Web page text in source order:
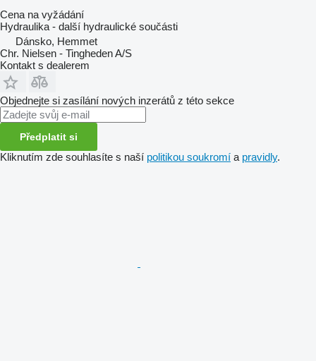
Cena na vyžádání
Hydraulika - další hydraulické součásti
Dánsko, Hemmet
Chr. Nielsen - Tingheden A/S
Kontakt s dealerem
Objednejte si zasílání nových inzerátů z této sekce
Předplatit si
Kliknutím zde souhlasíte s naší politikou soukromí a pravidly.